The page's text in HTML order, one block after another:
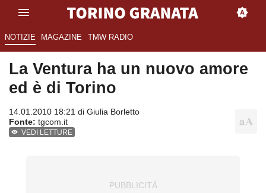
NOTIZIE MAGAZINE TMW RADIO
La Ventura ha un nuovo amore
ed è di Torino
14.01.2010 18:21 di Giulia Borletto
Fonte: tgcom.it
VEDI LETTURE